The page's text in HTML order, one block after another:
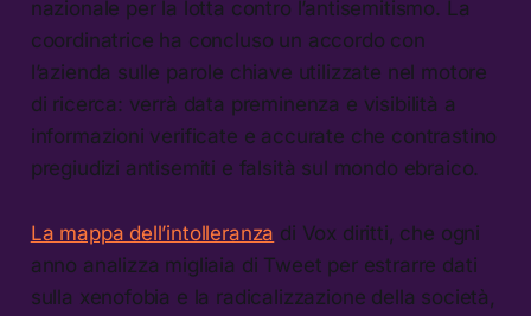
nazionale per la lotta contro l’antisemitismo. La
coordinatrice ha concluso un accordo con
l’azienda sulle parole chiave utilizzate nel motore
di ricerca: verrà data preminenza e visibilità a
informazioni verificate e accurate che contrastino
pregiudizi antisemiti e falsità sul mondo ebraico.
La mappa dell’intolleranza di Vox diritti, che ogni
anno analizza migliaia di Tweet per estrarre dati
sulla xenofobia e la radicalizzazione della società,